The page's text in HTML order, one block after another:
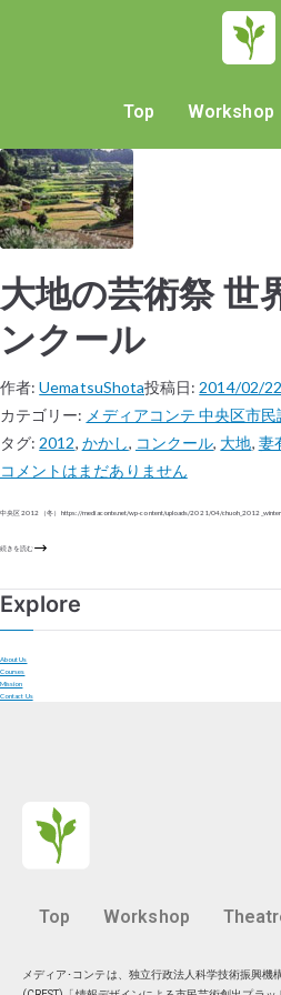
Top Workshop
大地の芸術祭 世
ンクール
作者:UematsuShota投稿日: 2014/02/22
カテゴリー: メディアコンテ 中央区市
タグ: 2012, かかし, コンクール, 大地, 妻
コメントはまだありません
中央区 2012（冬） https://mediaconte.net/wp-content/uploads/2021/04/
続きを読む
Explore
About Us
Courses
Mission
Contact Us
Top Workshop
メディア･コンテは、独立行政法人科学技術振興機